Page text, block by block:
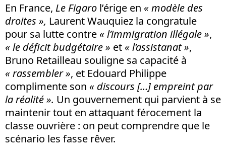
En France, Le Figaro l’érige en « modèle des
droites », Laurent Wauquiez la congratule
pour sa lutte contre « l’immigration illégale »,
« le déficit budgétaire » et « l’assistanat »,
Bruno Retailleau souligne sa capacité à
« rassembler », et Edouard Philippe
complimente son « discours […] empreint par
la réalité ». Un gouvernement qui parvient à se
maintenir tout en attaquant férocement la
classe ouvrière : on peut comprendre que le
scénario les fasse rêver.